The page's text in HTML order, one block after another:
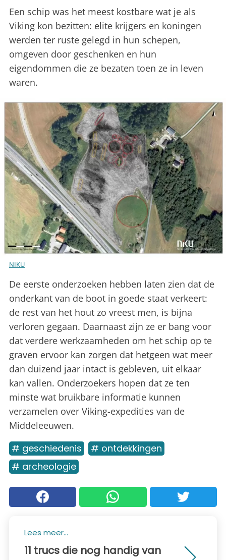
Een schip was het meest kostbare wat je als
Viking kon bezitten: elite krijgers en koningen
werden ter ruste gelegd in hun schepen,
omgeven door geschenken en hun
eigendommen die ze bezaten toen ze in leven
waren.
NIKU
De eerste onderzoeken hebben laten zien dat de
onderkant van de boot in goede staat verkeert:
de rest van het hout zo vreest men, is bijna
verloren gegaan. Daarnaast zijn ze er bang voor
dat verdere werkzaamheden om het schip op te
graven ervoor kan zorgen dat hetgeen wat meer
dan duizend jaar intact is gebleven, uit elkaar
kan vallen. Onderzoekers hopen dat ze ten
minste wat bruikbare informatie kunnen
verzamelen over Viking-expedities van de
Middeleeuwen.
# geschiedenis
# ontdekkingen
# archeologie
Lees meer...
11 trucs die nog handig van